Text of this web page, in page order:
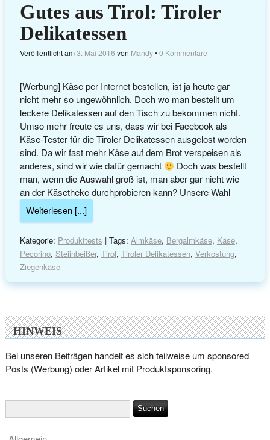
Gutes aus Tirol: Tiroler
Delikatessen
Veröffentlicht am3. Mai 2016 von Mandy•0 Kommentare
[Werbung] Käse per Internet bestellen, ist ja heute gar
nicht mehr so ungewöhnlich. Doch wo man bestellt um
leckere Delikatessen auf den Tisch zu bekommen nicht.
Umso mehr freute es uns, dass wir bei Facebook als
Käse-Tester für die Tiroler Delikatessen ausgelost worden
sind. Da wir fast mehr Käse auf dem Brot verspeisen als
anderes, sind wir wie dafür gemacht
Doch was bestellt
man, wenn die Auswahl groß ist, man aber gar nicht wie
an der Käsetheke durchprobieren kann? Unsere Wahl
Weiterlesen [...]
Kategorie: Produkttests | Tags: Almkäse, Bergalmkäse, Käse,
Pecorino, Steiinbeißer, Tirol, Tiroler Delikatessen, Verkostung,
Ziegenkäse
HINWEIS
Bei unseren Beiträgen handelt es sich teilweise um sponsored
Posts (Werbung) oder Artikel mit Produktsponsoring.